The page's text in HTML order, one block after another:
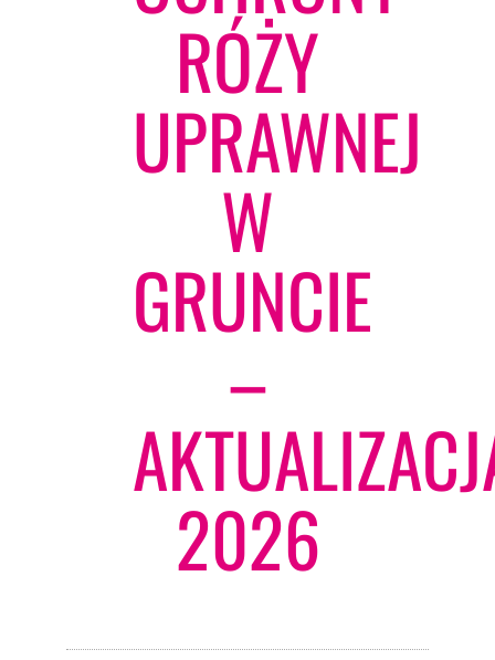
RÓŻY
UPRAWNEJ
W
GRUNCIE
–
2026